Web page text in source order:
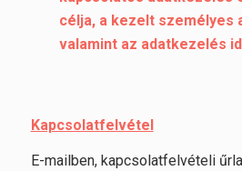
célja, a kezelt személyes
valamint az adatkezelés
Kapcsolatfelvétel
E-mailben, kapcsolatfelvételi